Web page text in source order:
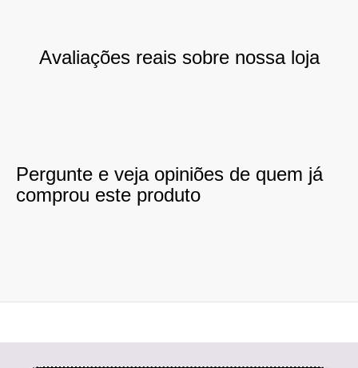
Avaliações reais sobre nossa loja
Pergunte e veja opiniões de quem já
comprou este produto